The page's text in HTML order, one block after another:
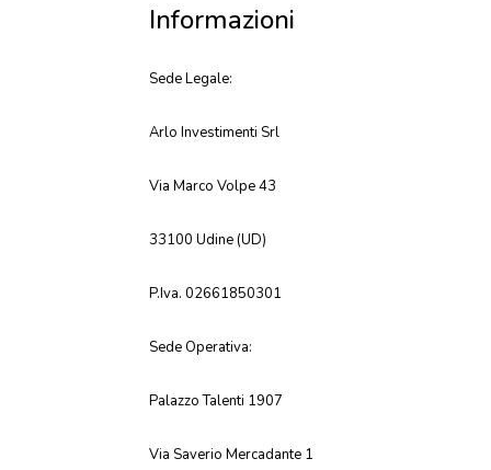
Informazioni
Sede Legale:
Arlo Investimenti Srl
Via Marco Volpe 43
33100 Udine (UD)
P.Iva. 02661850301
Sede Operativa:
Palazzo Talenti 1907
Via Saverio Mercadante 1